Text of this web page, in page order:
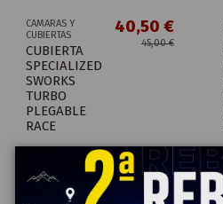
CAMARAS Y
CUBIERTAS
CUBIERTA
SPECIALIZED
SWORKS
TURBO
PLEGABLE
RACE
40,50 €
45,00 €
Añadir al carrito